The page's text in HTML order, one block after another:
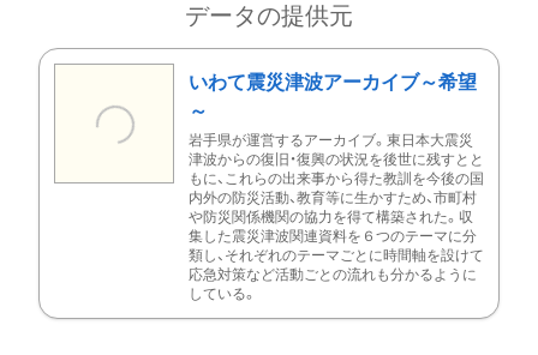
データの提供元
いわて震災津波アーカイブ～希望
～
岩手県が運営するアーカイブ。東日本大震災
津波からの復旧・復興の状況を後世に残すとと
もに、これらの出来事から得た教訓を今後の国
内外の防災活動、教育等に生かすため、市町村
や防災関係機関の協力を得て構築された。収
集した震災津波関連資料を６つのテーマに分
類し、それぞれのテーマごとに時間軸を設けて
応急対策など活動ごとの流れも分かるように
している。